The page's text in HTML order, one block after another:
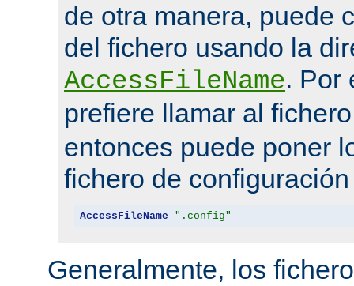
de otra manera, puede
del fichero usando la
AccessFileName. Por
prefiere llamar al
entonces puede poner
fichero de
AccessFileName ".config"
Generalmente, los